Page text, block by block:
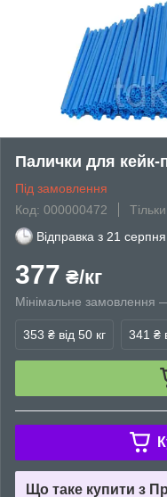
Палички для
Під замовлення
Код: 000000472
Відправка з 21
377 ₴/кг
Мінімальне замовлення
353 ₴ від 50 кг 341 ₴
Що таке купити з